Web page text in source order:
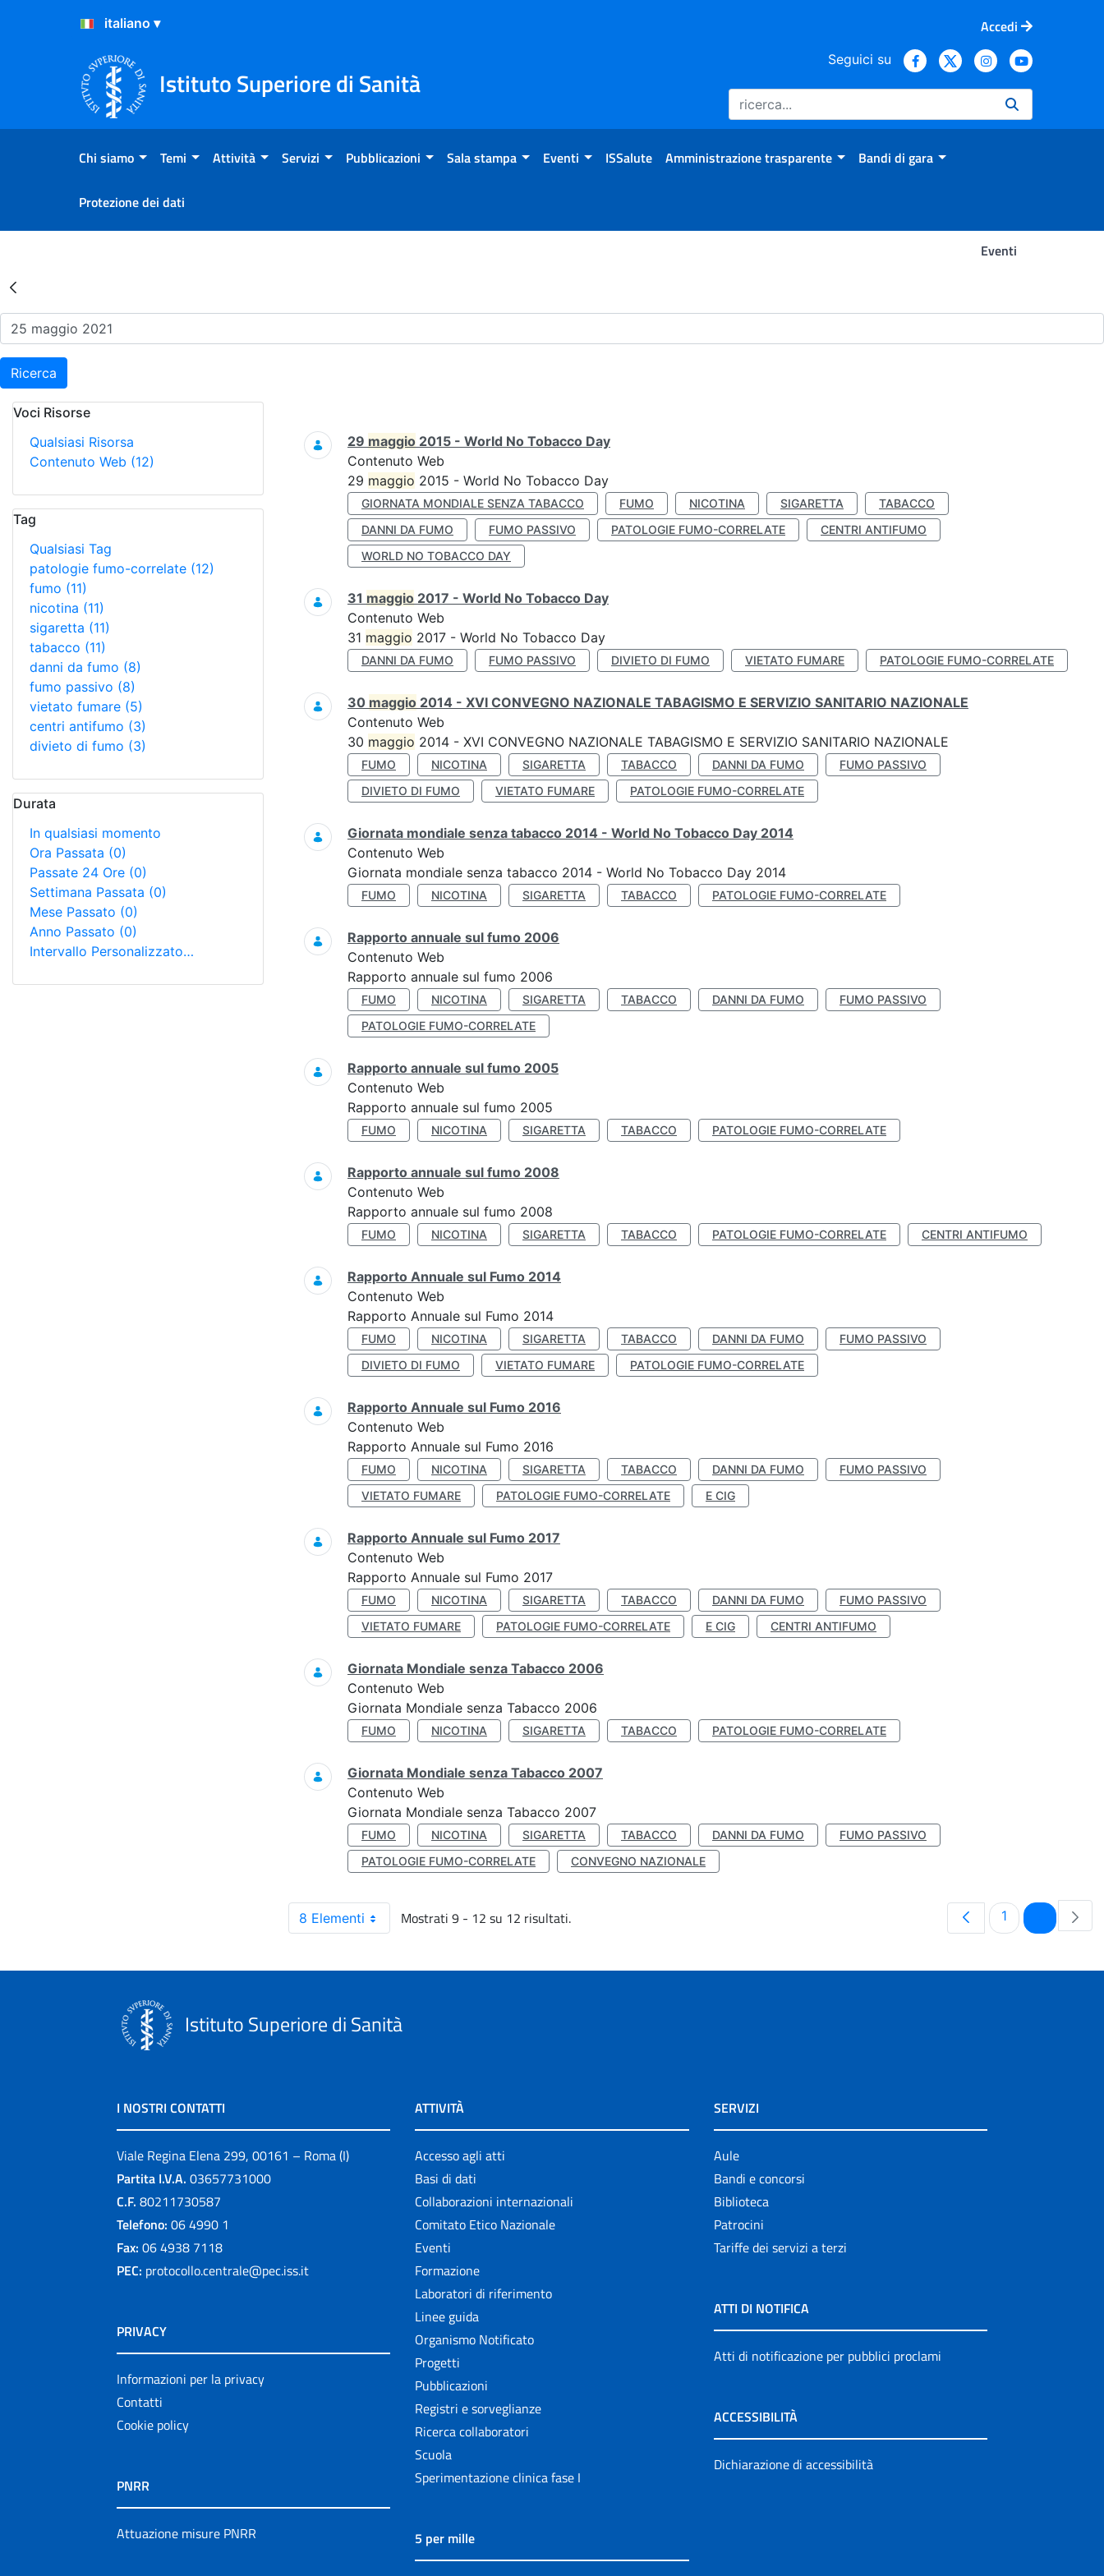
Salta al Contenuto
Salta al Footer
Accedi
Istituto Superiore di Sanità
Seguici su
Chi siamo Temi Attività Servizi Pubblicazioni Sala stampa Eventi ISSalute Amministrazione trasparente Bandi di gara
Protezione dei dati
Eventi
Risultati della Ricerca - Eventi
Ricerca
Voci Risorse
Qualsiasi Risorsa
Contenuto Web (12)
Tag
Qualsiasi Tag
patologie fumo-correlate (12)
fumo (11)
nicotina (11)
sigaretta (11)
tabacco (11)
danni da fumo (8)
fumo passivo (8)
vietato fumare (5)
centri antifumo (3)
divieto di fumo (3)
Durata
In qualsiasi momento
Ora Passata (0)
Passate 24 Ore (0)
Settimana Passata (0)
Mese Passato (0)
Anno Passato (0)
Intervallo Personalizzato…
Ricerca
29 maggio 2015 - World No Tobacco Day
Contenuto Web
29 maggio 2015 - World No Tobacco Day
GIORNATA MONDIALE SENZA TABACCO FUMO NICOTINA SIGARETTA
TABACCO
DANNI DA FUMO
FUMO PASSIVO PATOLOGIE FUMO-CORRELATE
CENTRI ANTIFUMO
WORLD NO TOBACCO DAY
31 maggio 2017 - World No Tobacco Day
Contenuto Web
31 maggio 2017 - World No Tobacco Day
DANNI DA FUMO FUMO PASSIVO DIVIETO DI FUMO VIETATO FUMARE PATOLOGIE FUMO-CORRELATE
30 maggio 2014 - XVI CONVEGNO NAZIONALE TABAGISMO E SERVIZIO SANITARIO NAZIONALE
Contenuto Web
30 maggio 2014 - XVI CONVEGNO NAZIONALE TABAGISMO E SERVIZIO SANITARIO NAZIONALE
FUMO NICOTINA SIGARETTA TABACCO DANNI DA FUMO
FUMO PASSIVO
DIVIETO DI FUMO
VIETATO FUMARE PATOLOGIE FUMO-CORRELATE
Giornata mondiale senza tabacco 2014 - World No Tobacco Day 2014
Contenuto Web
Giornata mondiale senza tabacco 2014 - World No Tobacco Day 2014
FUMO NICOTINA SIGARETTA TABACCO PATOLOGIE FUMO-CORRELATE
Rapporto annuale sul fumo 2006
Contenuto Web
Rapporto annuale sul fumo 2006
FUMO NICOTINA SIGARETTA TABACCO DANNI DA FUMO
FUMO PASSIVO
PATOLOGIE FUMO-CORRELATE
Rapporto annuale sul fumo 2005
Contenuto Web
Rapporto annuale sul fumo 2005
FUMO NICOTINA SIGARETTA TABACCO PATOLOGIE FUMO-CORRELATE
Rapporto annuale sul fumo 2008
Contenuto Web
Rapporto annuale sul fumo 2008
FUMO NICOTINA SIGARETTA TABACCO PATOLOGIE FUMO-CORRELATE CENTRI ANTIFUMO
Rapporto Annuale sul Fumo 2014
Contenuto Web
Rapporto Annuale sul Fumo 2014
FUMO NICOTINA SIGARETTA TABACCO DANNI DA FUMO
FUMO PASSIVO
DIVIETO DI FUMO
VIETATO FUMARE PATOLOGIE FUMO-CORRELATE
Rapporto Annuale sul Fumo 2016
Contenuto Web
Rapporto Annuale sul Fumo 2016
FUMO NICOTINA SIGARETTA TABACCO DANNI DA FUMO
FUMO PASSIVO
VIETATO FUMARE
PATOLOGIE FUMO-CORRELATE E CIG
Rapporto Annuale sul Fumo 2017
Contenuto Web
Rapporto Annuale sul Fumo 2017
FUMO NICOTINA SIGARETTA TABACCO DANNI DA FUMO
FUMO PASSIVO
VIETATO FUMARE
PATOLOGIE FUMO-CORRELATE E CIG CENTRI ANTIFUMO
Giornata Mondiale senza Tabacco 2006
Contenuto Web
Giornata Mondiale senza Tabacco 2006
FUMO NICOTINA SIGARETTA TABACCO PATOLOGIE FUMO-CORRELATE
Giornata Mondiale senza Tabacco 2007
Contenuto Web
Giornata Mondiale senza Tabacco 2007
FUMO NICOTINA SIGARETTA TABACCO DANNI DA FUMO
FUMO PASSIVO
PATOLOGIE FUMO-CORRELATE
CONVEGNO NAZIONALE
8 Elementi Mostrati 9 - 12 su 12 risultati. Pagina
1 Pagina
Istituto Superiore di Sanità
I NOSTRI CONTATTI
Viale Regina Elena 299, 00161 – Roma (I)
Partita I.V.A. 03657731000
C.F. 80211730587
Telefono: 06 4990 1
Fax: 06 4938 7118
PEC: protocollo.centrale@pec.iss.it
PRIVACY
Informazioni per la privacy
Contatti
Cookie policy
PNRR
Attuazione misure PNRR
ATTIVITÀ
Accesso agli atti
Basi di dati
Collaborazioni internazionali
Comitato Etico Nazionale
Eventi
Formazione
Laboratori di riferimento
Linee guida
Organismo Notificato
Progetti
Pubblicazioni
Registri e sorveglianze
Ricerca collaboratori
Scuola
Sperimentazione clinica fase I
5 per mille
SERVIZI
Aule
Bandi e concorsi
Biblioteca
Patrocini
Tariffe dei servizi a terzi
ATTI DI NOTIFICA
Atti di notificazione per pubblici proclami
ACCESSIBILITÀ
Dichiarazione di accessibilità